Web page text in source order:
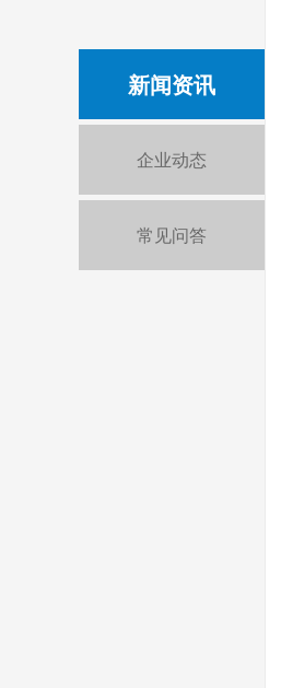
新闻资讯
企业动态
常见问答